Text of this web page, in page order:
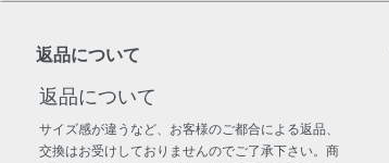
返品について
返品について
サイズ感が違うなど、お客様のご都合による返品、
交換はお受けしておりませんのでご了承下さい。商